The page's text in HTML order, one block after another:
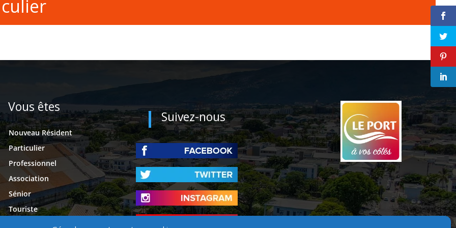
Vous êtes
Nouveau Résident
Particulier
Professionnel
Association
Sénior
Touriste
Suivez-nous